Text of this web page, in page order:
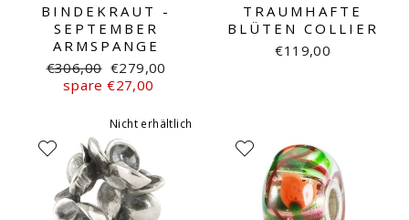
BINDEKRAUT -
SEPTEMBER
ARMSPANGE
Normaler
Preis
€306,00 Sonderpreis
€279,00
spare €27,00
TRAUMHAFTE
BLÜTEN COLLIER
€119,00
Nicht erhältlich